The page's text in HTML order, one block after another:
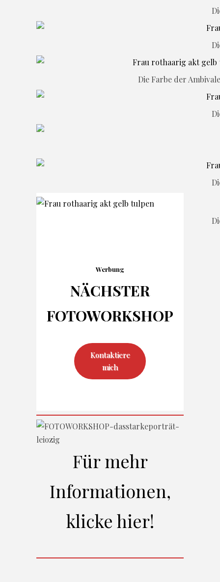
Die Farbe der
Werbung
NÄCHSTER
FOTOWORKSHOP
Kontaktiere
mich
Für mehr
Informationen,
klicke hier!